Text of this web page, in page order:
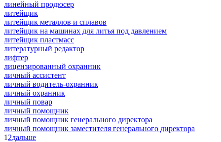
линейный продюсер
литейщик
литейщик металлов и сплавов
литейщик на машинах для литья под давлением
литейщик пластмасс
литературный редактор
лифтер
лицензированный охранник
личный ассистент
личный водитель-охранник
личный охранник
личный повар
личный помощник
личный помощник генерального директора
личный помощник заместителя генерального директора
1 2дальше